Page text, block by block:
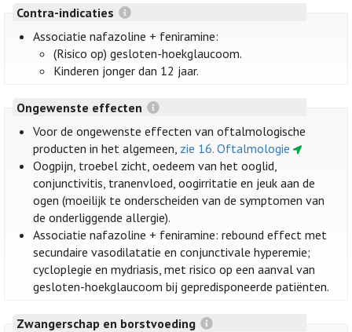
Contra-indicaties
Associatie nafazoline + feniramine:
(Risico op) gesloten-hoekglaucoom.
Kinderen jonger dan 12 jaar.
Ongewenste effecten
Voor de ongewenste effecten van oftalmologische
producten in het algemeen, zie 16. Oftalmologie
Oogpijn, troebel zicht, oedeem van het ooglid,
conjunctivitis, tranenvloed, oogirritatie en jeuk aan de
ogen (moeilijk te onderscheiden van de symptomen van
de onderliggende allergie).
Associatie nafazoline + feniramine: rebound effect met
secundaire vasodilatatie en conjunctivale hyperemie;
cycloplegie en mydriasis, met risico op een aanval van
gesloten-hoekglaucoom bij gepredisponeerde patiënten.
Zwangerschap en borstvoeding